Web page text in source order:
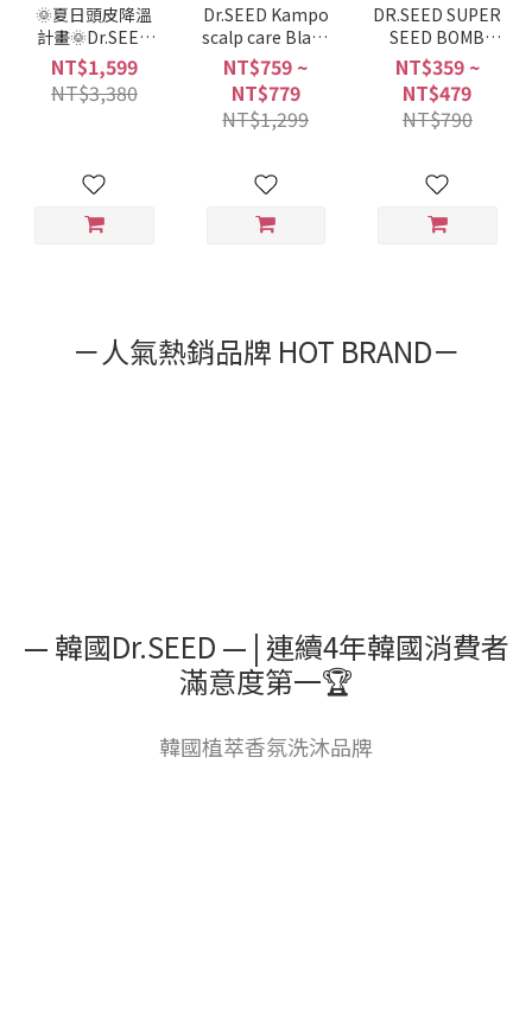
🌞夏日頭皮降溫
計畫🌞Dr.SEED
薄荷檸檬淨屑健
髮涼感磨砂洗髮
精 250g +
頭皮水精華
500ml
NT$1,599
NT$3,380
Dr.SEED Kampo
scalp care Black
bean Shampoo
1000ml
NT$759 ~
NT$779
NT$1,299
DR.SEED SUPER
SEED BOMB
SHAMPOO
NT$359 ~
NT$479
NT$790
－人氣熱銷品牌 HOT BRAND－
— 韓國Dr.SEED — | 連續4年韓國消費者
滿意度第一🏆
韓國植萃香氛洗沐品牌